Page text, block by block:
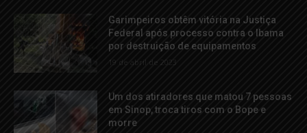
Garimpeiros obtêm vitória na Justiça
Federal após processo contra o Ibama
por destruição de equipamentos
19 de abril de 2023
Um dos atiradores que matou 7 pessoas
em Sinop, troca tiros com o Bope e
morre